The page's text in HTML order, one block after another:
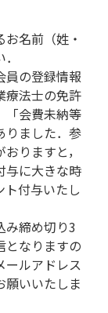
名前（姓・
員の登録情報
療法士の免許
「会費未納等
りました．参
りますと，
与に大きな時
付与いたし
み締め切り3
となりますの
ールアドレス
願いいたしま